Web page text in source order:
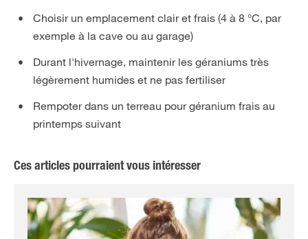
Choisir un emplacement clair et frais (4 à 8 °C, par
exemple à la cave ou au garage)
Durant l'hivernage, maintenir les géraniums très
légèrement humides et ne pas fertiliser
Rempoter dans un terreau pour géranium frais au
printemps suivant
Ces articles pourraient vous intéresser